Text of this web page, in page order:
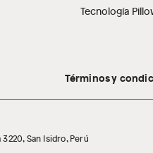
Tecnología
Términos y
San Isidro, Perú